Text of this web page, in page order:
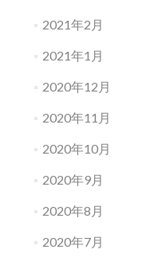
2021年2月
2021年1月
2020年12月
2020年11月
2020年10月
2020年9月
2020年8月
2020年7月